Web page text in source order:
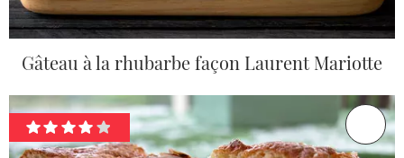
Gâteau à la rhubarbe façon Laurent Mariotte